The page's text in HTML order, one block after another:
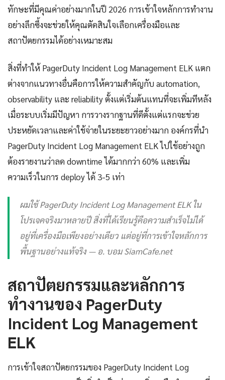
ทักษะที่มีคุณค่าอย่างมากในปี 2026 การเข้าใจหลักการทำงาน
อย่างลึกซึ้งจะช่วยให้คุณตัดสินใจเลือกเครื่องมือและ
สถาปัตยกรรมได้อย่างเหมาะสม
สิ่งที่ทำให้ PagerDuty Incident Log Management ELK แตก
ต่างจากแนวทางอื่นคือการให้ความสำคัญกับ automation,
observability และ reliability ตั้งแต่เริ่มต้นแทนที่จะเพิ่มทีหลัง
เมื่อระบบเริ่มมีปัญหา การวางรากฐานที่ดีตั้งแต่แรกจะช่วย
ประหยัดเวลาและค่าใช้จ่ายในระยะยาวอย่างมาก องค์กรที่นำ
PagerDuty Incident Log Management ELK ไปใช้อย่างถูก
ต้องรายงานว่าลด downtime ได้มากกว่า 60% และเพิ่ม
ความเร็วในการ deploy ได้ 3-5 เท่า
ผมใช้ PagerDuty Incident Log Management ELK ใน
โปรเจคจริงมาหลายปี สิ่งที่ได้เรียนรู้คือความสำเร็จไม่ได้
อยู่ที่เครื่องมือเพียงอย่างเดียว แต่อยู่ที่การเข้าใจหลักการ
พื้นฐานอย่างแท้จริง — อ. บอม SiamCafe.net
สถาปัตยกรรมและหลักการ
ทำงานของ PagerDuty
Incident Log Management
ELK
การเข้าใจสถาปัตยกรรมของ PagerDuty Incident Log